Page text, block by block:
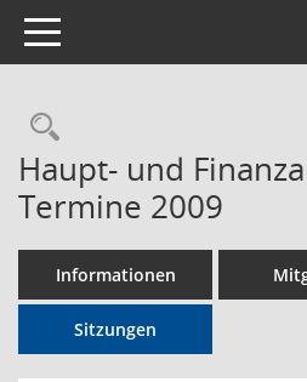
Toggle navigation
Rechercheauswahl
Haupt- und
Termine 2009
Informationen
Sitzungen